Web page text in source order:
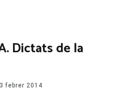
Dictats de la
febrer 2014